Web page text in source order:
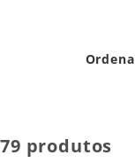
79 produtos